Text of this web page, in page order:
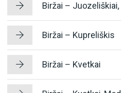
Biržai – Juozeliškiai,
Biržai – Kupreliškis
Biržai – Kvetkai